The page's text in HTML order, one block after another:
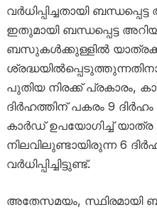
വർധിപ്പിച്ചതായി
ഇതുമായി ബന്ധപ്പെട്ട
ബസുകൾക്കുള്ളിൽ
പുതിയ നിരക്ക് പ്രകാരം,
ദിർഹത്തിന് പകരം 9
കാർഡ് ഉപയോഗിച്ച്
നിലവിലുണ്ടായിരുന്ന 6
വർധിപ്പിച്ചിട്ടുണ്ട്.
അതേസമയം, സ്ഥിരമായി